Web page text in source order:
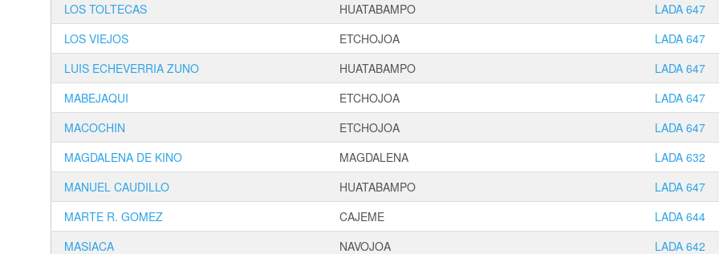
LOS TOLTECAS
HUATABAMPO
LADA 647
LOS VIEJOS
ETCHOJOA
LADA 647
LUIS ECHEVERRIA ZUNO
HUATABAMPO
LADA 647
MABEJAQUI
ETCHOJOA
LADA 647
MACOCHIN
ETCHOJOA
LADA 647
MAGDALENA DE KINO
MAGDALENA
LADA 632
MANUEL CAUDILLO
HUATABAMPO
LADA 647
MARTE R. GOMEZ
CAJEME
LADA 644
MASIACA
NAVOJOA LADA 642